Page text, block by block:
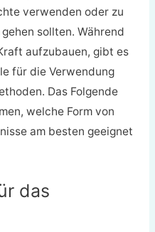
verwenden oder zu
sollten. Während
aufzubauen, gibt es
für die Verwendung
Das Folgende
welche Form von
am besten geeignet
das